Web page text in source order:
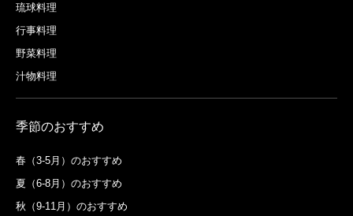
琉球料理
行事料理
野菜料理
汁物料理
季節のおすすめ
春（3-5月）のおすすめ
夏（6-8月）のおすすめ
秋（9-11月）のおすすめ